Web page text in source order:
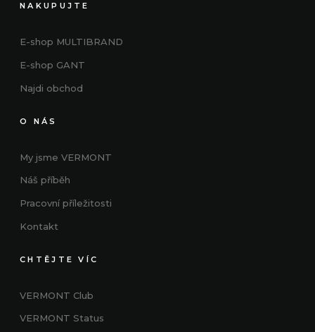
NAKUPUJTE
E-shop MULTIBRAND
E-shop GANT
Najdi obchod
O NÁS
My jsme VERMONT
Náš příběh
Pracovní příležitosti
Kontakt
CHTĚJTE VÍC
VERMONT Club
VERMONT Status